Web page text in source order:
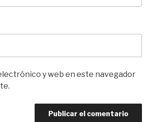
y web en este navegador